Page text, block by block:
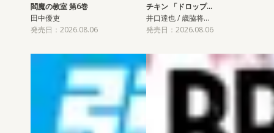
閻魔の教室 第6巻
田中優吏
発売日：2026.08.06
チキン 「ドロップ…
井口達也 / 歳脇将…
発売日：2026.08.06